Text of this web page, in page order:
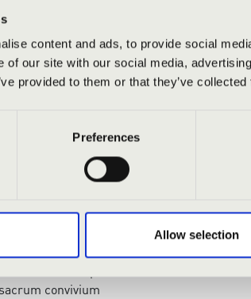
content and ads, to provide social
of our site with our social media,
provided to them or that they’ve
Preferences
Allow selection
Együttes
Creator Spiritus
Sancti Leopoldi - Gloria
Mundi
convivium